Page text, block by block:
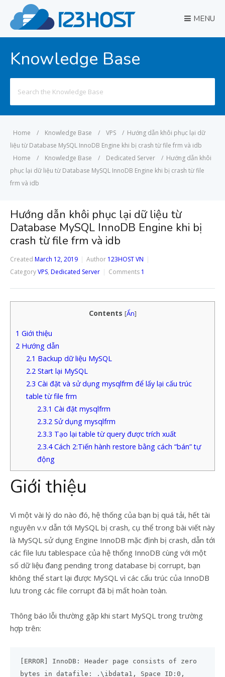
MENU
Knowledge Base
for:
Home / Knowledge Base / VPS / Hướng dẫn khôi phục lại dữ
liệu từ Database MySQL InnoDB Engine khi bị crash từ file frm và idb
Home
/ Knowledge Base / Dedicated Server / Hướng dẫn khôi
phục lại dữ liệu từ Database MySQL InnoDB Engine khi bị crash từ file
frm và idb
Hướng dẫn khôi phục lại dữ liệu từ
Database MySQL InnoDB Engine khi bị
crash từ file frm và idb
Created March 12, 2019 Author 123HOST VN
CategoryVPS, Dedicated Server Comments 1
Contents [Ẩn]
1 Giới thiệu
2 Hướng dẫn
2.1 Backup dữ liệu MySQL
2.2 Start lại MySQL
2.3 Cài đặt và sử dụng mysqlfrm để lấy lại cấu trúc
table từ file frm
2.3.1 Cài đặt mysqlfrm
2.3.2Sử dụng mysqlfrm
2.3.3 Tạo lại table từ query được trích xuất
2.3.4Cách 2:Tiến hành restore bằng cách “bán” tự
động
Giới thiệu
Vì một vài lý do nào đó, hệ thống của bạn bị quá tải, hết tài
nguyên v.v dẫn tới MySQL bị crash, cụ thể trong bài viết này
là MySQL sử dụng Engine InnoDB mặc định bị crash, dẫn tới
các file lưu tablespace của hệ thống InnoDB cùng với một
số dữ liệu đang pending trong database bị corrupt, bạn
không thể start lại được MySQL vì các cấu trúc của InnoDB
lưu trong các file corrupt đã bị mất hoàn toàn.
Thông báo lỗi thường gặp khi start MySQL trong trường
hợp trên:
[ERROR] InnoDB: Header page consists of zero
bytes in datafile: .\ibdata1, Space ID:0,